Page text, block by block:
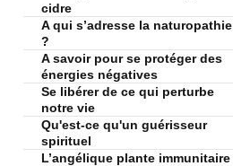
cidre
A qui s’adresse la naturopathie
?
A savoir pour se protéger des
énergies négatives
Se libérer de ce qui perturbe
notre vie
Qu'est-ce qu'un guérisseur
spirituel
L’angélique plante immunitaire